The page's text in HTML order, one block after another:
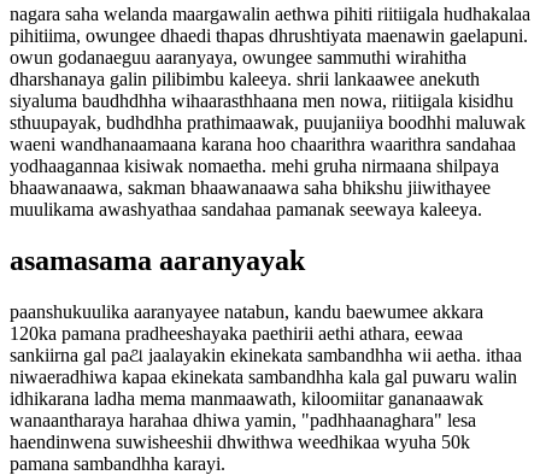
nagara saha welanda maargawalin aethwa pihiti riitiigala hudhakalaa
pihitiima, owungee dhaedi thapas dhrushtiyata maenawin gaelapuni.
owun godanaeguu aaranyaya, owungee sammuthi wirahitha
dharshanaya galin pilibimbu kaleeya. shrii lankaawee anekuth
siyaluma baudhdhha wihaarasthhaana men nowa, riitiigala kisidhu
sthuupayak, budhdhha prathimaawak, puujaniiya boodhhi maluwak
waeni wandhanaamaana karana hoo chaarithra waarithra sandahaa
yodhaagannaa kisiwak nomaetha. mehi gruha nirmaana shilpaya
bhaawanaawa, sakman bhaawanaawa saha bhikshu jiiwithayee
muulikama awashyathaa sandahaa pamanak seewaya kaleeya.
asamasama aaranyayak
paanshukuulika aaranyayee natabun, kandu baewumee akkara
120ka pamana pradheeshayaka paethirii aethi athara, eewaa
sankiirna gal paଥ jaalayakin ekinekata sambandhha wii aetha. ithaa
niwaeradhiwa kapaa ekinekata sambandhha kala gal puwaru walin
idhikarana ladha mema manmaawath, kiloomiitar gananaawak
wanaantharaya harahaa dhiwa yamin, "padhhaanaghara" lesa
haendinwena suwisheeshii dhwithwa weedhikaa wyuha 50k
pamana sambandhha karayi.